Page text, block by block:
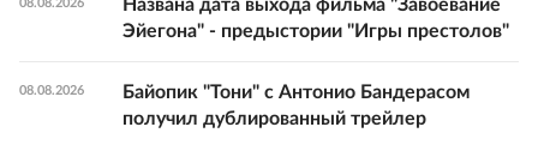
08.08.2026
Названа дата выхода фильма "Завоевание
Эйегона" - предыстории "Игры престолов"
08.08.2026
Байопик "Тони" с Антонио Бандерасом
получил дублированный трейлер